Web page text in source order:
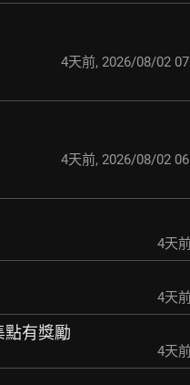
4天前, 2026/08/02
4天前, 2026/08/02
4天
4天
點有獎勵
4天